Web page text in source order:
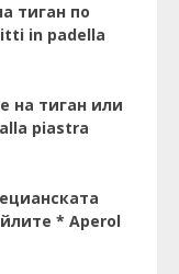
тиган по
in padella
на тиган или
piastra
* Aperol